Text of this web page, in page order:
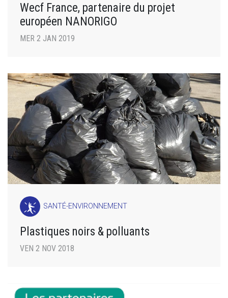
Wecf France, partenaire du projet
européen NANORIGO
MER 2 JAN 2019
SANTÉ-ENVIRONNEMENT
Plastiques noirs & polluants
VEN 2 NOV 2018